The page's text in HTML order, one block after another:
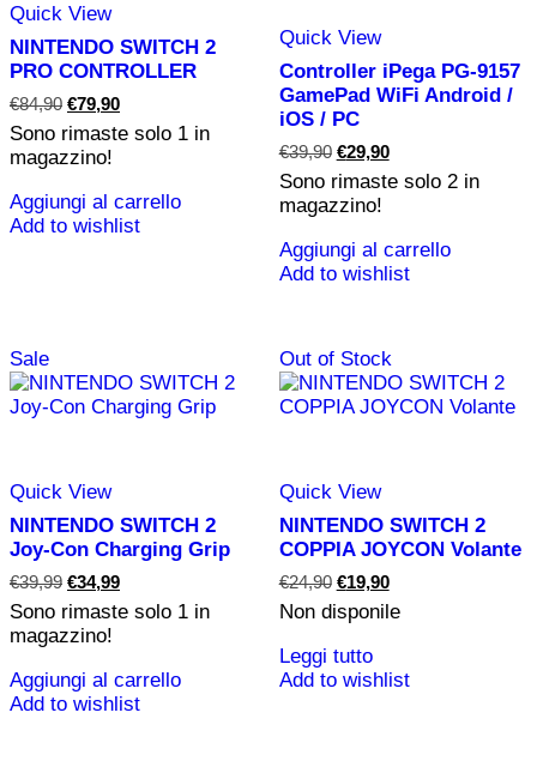
Quick View
NINTENDO SWITCH 2
PRO CONTROLLER
€84,90 Il
prezzo
originale
era:
€79,90Il
prezzo
attuale
Sono rimaste solo 1 in
magazzino!
Aggiungi al carrello
Add to wishlist
Quick View
Controller iPega PG-9157
GamePad WiFi Android /
iOS / PC
€39,90 Il
prezzo
originale
era:
€29,90Il
prezzo
attuale
Sono rimaste solo 2in
magazzino!
Aggiungi al carrello
Add to wishlist
Sale
Quick View
NINTENDO SWITCH 2
Joy-Con Charging Grip
€39,99 Il
prezzo
originale
era:
€34,99Il
prezzo
attuale
Sono rimaste solo 1 in
magazzino!
Aggiungi al carrello
Add to wishlist
Out of Stock
Quick View
NINTENDO SWITCH 2
COPPIA JOYCON Volante
€24,90 Il
prezzo
originale
€24,90.
€19,90Il
prezzo
attuale
Non disponile
Leggi tutto
Add to wishlist